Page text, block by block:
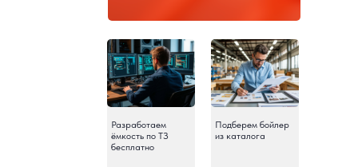
Подберем бойлер
из каталога
Разработаем
ёмкость по ТЗ
бесплатно